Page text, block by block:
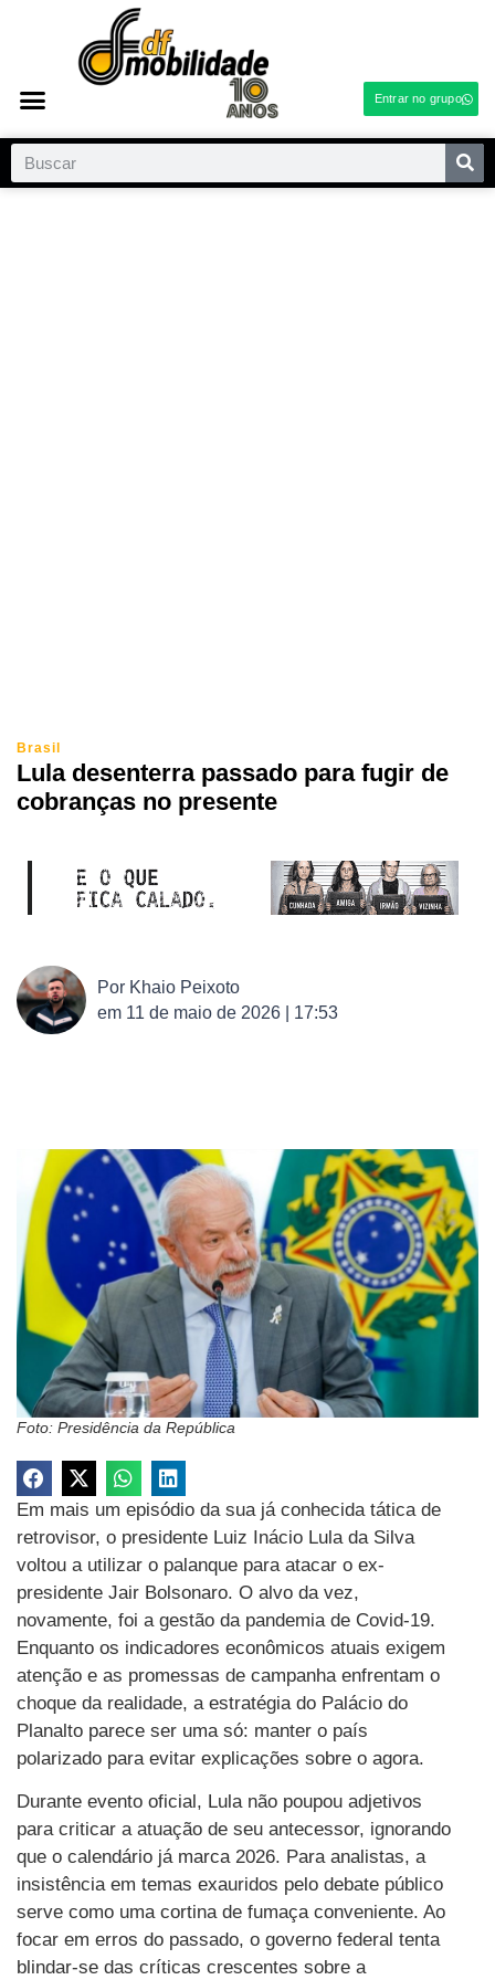
Entrar no grupo
Brasil
Lula desenterra passado para fugir de
cobranças no presente
Por Khaio Peixoto
em 11 de maio de 2026 | 17:53
Foto: Presidência da República
Em mais um episódio da sua já conhecida tática de
retrovisor, o presidente Luiz Inácio Lula da Silva
voltou a utilizar o palanque para atacar o ex-
presidente Jair Bolsonaro. O alvo da vez,
novamente, foi a gestão da pandemia de Covid-19.
Enquanto os indicadores econômicos atuais exigem
atenção e as promessas de campanha enfrentam o
choque da realidade, a estratégia do Palácio do
Planalto parece ser uma só: manter o país
polarizado para evitar explicações sobre o agora.
Durante evento oficial, Lula não poupou adjetivos
para criticar a atuação de seu antecessor, ignorando
que o calendário já marca 2026. Para analistas, a
insistência em temas exauridos pelo debate público
serve como uma cortina de fumaça conveniente. Ao
focar em erros do passado, o governo federal tenta
blindar-se das críticas crescentes sobre a